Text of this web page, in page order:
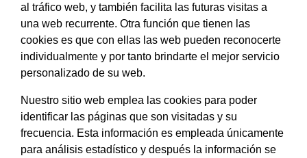
al tráfico web, y también facilita las futuras visitas a
una web recurrente. Otra función que tienen las
cookies es que con ellas las web pueden reconocerte
individualmente y por tanto brindarte el mejor servicio
personalizado de su web.
Nuestro sitio web emplea las cookies para poder
identificar las páginas que son visitadas y su
frecuencia. Esta información es empleada únicamente
para análisis estadístico y después la información se